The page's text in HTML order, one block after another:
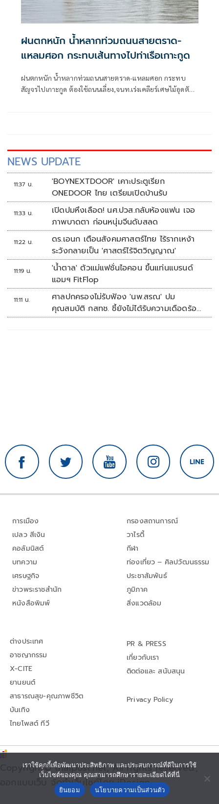
ฝนตกหนัก น้ำหลากท่วมถนนสายตราด-
แหลมศอก กระทบเส้นทางไปท่าเรือเกาะกูด
ฝนตกหนัก น้ำหลากท่วมถนนสายตราด-แหลมศอก กระทบ
สัญจรไปเกาะกูด ต้องใช้ถนนเลี่ยง,จนท.เร่งเคลียร์เศษไม้อุดตัน
NEWS UPDATE
11:37 น.
'BOYNEXTDOOR' เคาะประตูเรียก
ONEDOOR ไทย เตรียมเปิดบ้านรับ
11:33 น.
เปิดปมหึงเลือด! นศ.ปวส.กลับห้องแฟน เจอ
ภาพบาดตา ก่อนหนุ่มจีนดับสลด
11:22 น.
ดร.เอนก เตือนสังคมศาสตร์ไทย ไร้รากเหง้า
ระวังกลายเป็น 'ศาสตร์ไร้จิตวิญญาณ'
11:19 น.
'น้ำตาล' ตัวแม่แฟชั่นไอคอน ขึ้นแท่นแบรนด์
แอมฯ FitFlop
11:11 น.
ศาลปกครองไม่รับฟ้อง 'นพ.สรณ' ปม
คุณสมบัติ กสทช. ชี้ยังไม่ได้รับความเดือดร้อน
เสียหาย
การเมือง
เปลว สีเงิน
คอลัมนิสต์
บทความ
เศรษฐกิจ
ข่าวพระราชสำนัก
หนังสือพิมพ์
กรองสถานการณ์
วาไรตี้
กีฬา
ท่องเที่ยว – ศิลปวัฒนธรรม
ประชาสัมพันธ์
ภูมิภาค
สิ่งแวดล้อม
ต่างประเทศ
อาชญากรรม
X-CITE
ยานยนต์
สาธารณสุข-คุณภาพชีวิต
บันเทิง
ไทยโพสต์ ทีวี
PR & PRESS
เกี่ยวกับเรา
ติดต่อและ สนับสนุน
Privacy Policy
Copyright© thaipost.net, All rights reserved.,
ออกแบบเว็บ จัดทำเว็บไซต์โดย iDesign
เราใช้คุกกี้เพื่อพัฒนาประสิทธิภาพ และประสบการณ์ที่ดีในการใช้
เว็บไซต์ของคุณ คุณสามารถศึกษารายละเอียดได้ที่นี่
ยินยอม
นโยบายความเป็นส่วนตัว